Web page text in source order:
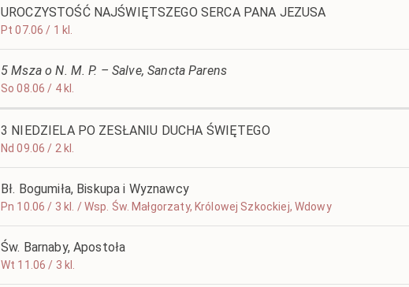
UROCZYSTOŚĆ NAJŚWIĘTSZEGO SERCA PANA JEZUSA
Pt 07.06 / 1 kl.
5 Msza o N. M. P. – Salve, Sancta Parens
So 08.06 / 4 kl.
3 NIEDZIELA PO ZESŁANIU DUCHA ŚWIĘTEGO
Nd 09.06 / 2 kl.
Bł. Bogumiła, Biskupa i Wyznawcy
Pn 10.06 / 3 kl. / Wsp. Św. Małgorzaty, Królowej Szkockiej, Wdowy
Św. Barnaby, Apostoła
Wt 11.06 / 3 kl.